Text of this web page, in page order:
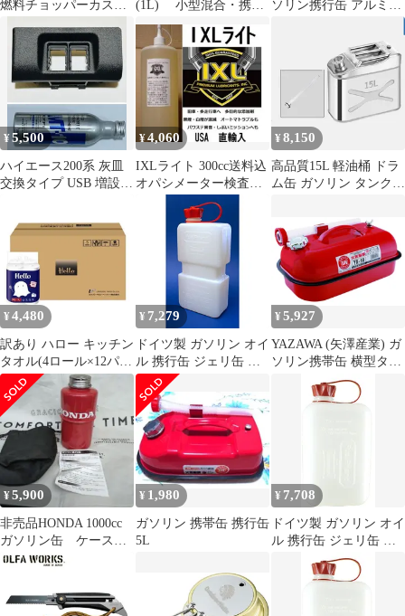
燃料チョッパーカスタ
ーエルボトル ドリンク
ホルダー 取付マウント
リザーブ 1L 0.75L (2Ｌ
ペットボトル等にも/モ
ールシステム機能付き)
送料無料 b4b1c8e9
(1L) 小型混合・携行
缶 燃料 2ストロー
クオイル
ソリン携行缶 アルミボ
防法適合品 アルミニウ
ム 厚み0.8mm 収納ケー
ス付 FK-06
¥5,500
ハイエース200系 灰皿
交換タイプ USB 増設
¥4,060
IXLライト 300cc送料込
オパシメーター検査対
策 黒煙・白煙が激減 速
¥8,150
高品質15L 軽油桶 ドラ
ム缶 ガソリン タンクス
缶 燃料タンク 携行缶
アウトドア用品
¥ 4,480
訳あり ハロー キッチン
タオル(4ロール×12パッ
ク(1ロール100カット))
ケース販売 1ケース(箱
シール跡)【北海道/沖
縄/離島発送不可】
¥ 7,279
ドイツ製 ガソリン オイ
ル 携行缶 ジェリ缶 燃
料 ボトル サイドバッグ
バイク 車 車載 予備 タ
ンク アウトドア 国連規
格 UNEG (White 1.5L)
[White 1.5L]
¥5,927
YAZAWA (矢澤産業) ガ
ソリン携帯缶 横型タイ
プ 10L 消防法適合品
¥5,900
非売品HONDA 1000cc
ガソリン缶 ケース付
き 携帯用 非常用
¥ 1,980
ガソリン 携帯缶 携行缶
5L
¥ 7,708
ドイツ製 ガソリン オイ
ル 携行缶 ジェリ缶 燃
料 ボトル ポリタンク
サイドバッグ バイク 車